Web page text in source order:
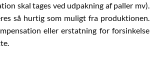
skal tages ved udpakning af paller mv).
så hurtig som muligt fra produktionen.
eller erstatning for forsinkelse